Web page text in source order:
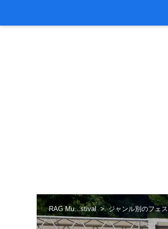
RAG Mu...stival ジャンル別のフェス